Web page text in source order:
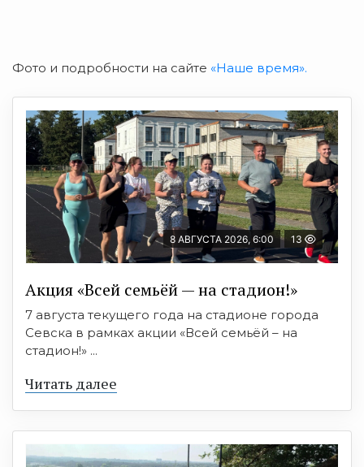
Фото и подробности на сайте «Наше время».
8 АВГУСТА 2026, 6:00 13
Акция «Всей семьёй — на стадион!»
7 августа текущего года на стадионе города
Севска в рамках акции «Всей семьёй – на
стадион!» ...
Читать далее